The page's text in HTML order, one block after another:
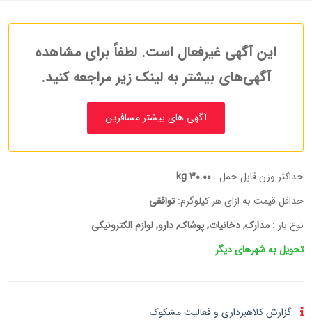
این آگهی غیرفعال است. لطفاً برای مشاهده
آگهی‌های بیشتر به لینک زیر مراجعه کنید.
آگهی های بیشتر مسافرین
حداکثر وزن قابل حمل : 30.00 kg
حداقل قیمت به ازای هر کیلوگرم:توافقی
نوع بار : مدارک, دخانیات, پوشاک, دارو, لوازم الکترونیکی
تحویل به شهرهای دیگر
گزارش کلاهبرداری و فعالیت مشکوک